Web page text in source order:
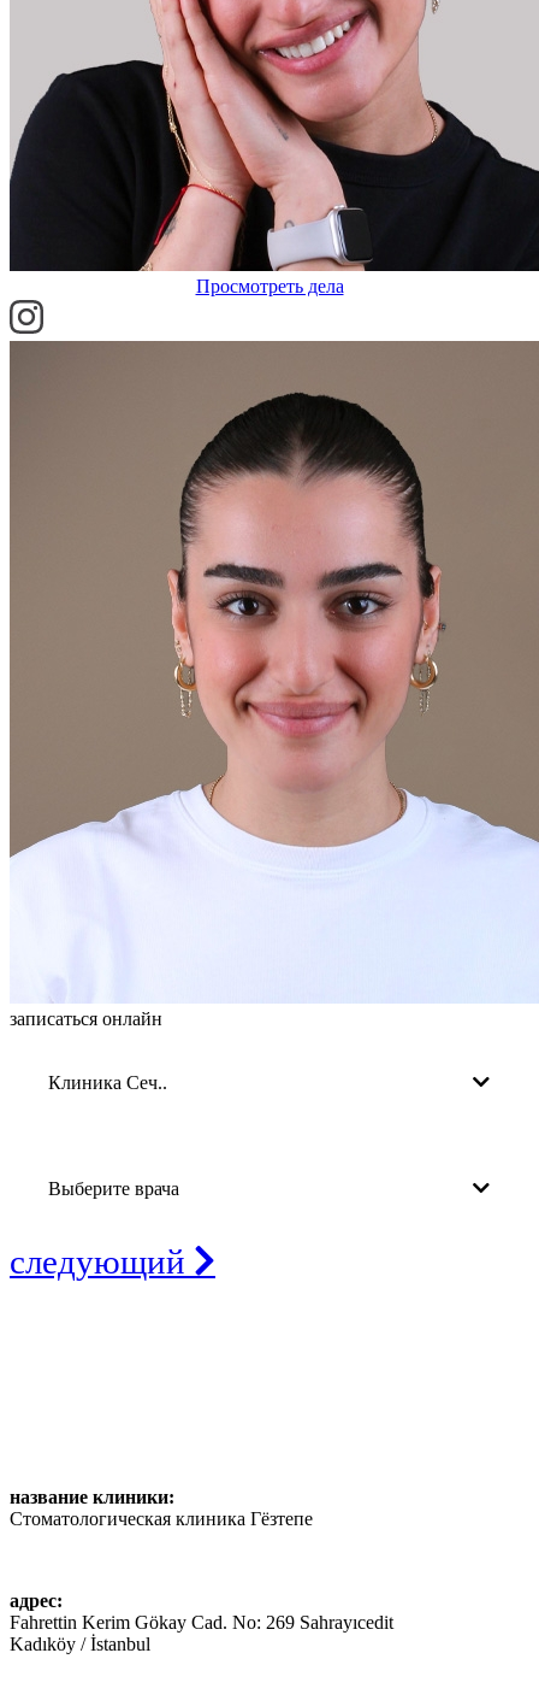
Просмотреть дела
записаться онлайн
Клиника Сеч..
Выберите врача
следующий
название клиники:
Стоматологическая клиника Гёзтепе
адрес:
Fahrettin Kerim Gökay Cad. No: 269 Sahrayıcedit
Kadıköy / İstanbul